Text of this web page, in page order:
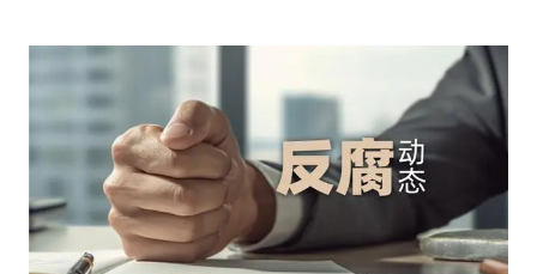
白海豚突然大拐弯 走出罕见路线
大连一起飞航班因乘客可乐爆瓶折返
百花奖闭幕式节目单正式揭晓
血指纹匹配成功，20年悬案告破！凶手被执行死刑
钟睒睒：必须限制电商平台权力